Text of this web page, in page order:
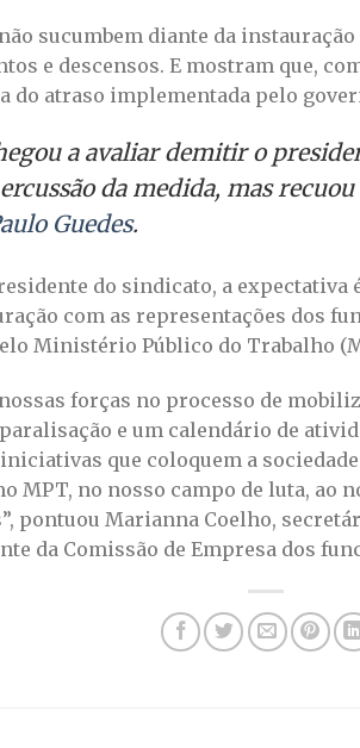
sucumbem diante da
e descensos. E mostram que,
do atraso implementada pelo
a avaliar demitir o
da medida, mas
Guedes.
do sindicato, a expectativa
com as representações dos
Ministério Público do Trabalho
forças no processo de
e um calendário de
que coloquem a
MPT, no nosso campo de luta, ao
pontuou Marianna Coelho,
da Comissão de Empresa dos